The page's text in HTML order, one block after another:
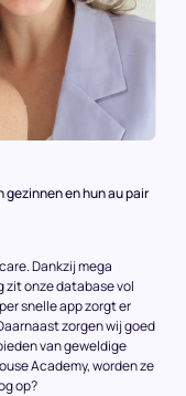
en hun au pair
Dankzij mega
onze database vol
snelle app zorgt er
zorgen wij goed
van geweldige
Academy, worden ze
op?